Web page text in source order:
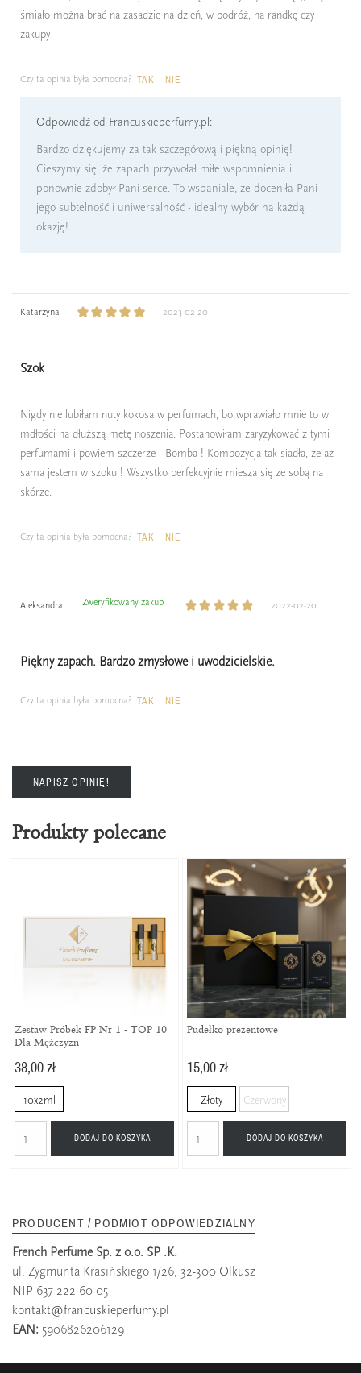
śmiało można brać na zasadzie na dzień, w podróż, na randkę czy
zakupy
Czy ta opinia była pomocna? TAK NIE
Odpowiedź od Francuskieperfumy.pl:
Bardzo dziękujemy za tak szczegółową i piękną opinię!
Cieszymy się, że zapach przywołał miłe wspomnienia i
ponownie zdobył Pani serce. To wspaniale, że doceniła Pani
jego subtelność i uniwersalność - idealny wybór na każdą
okazję!
Katarzyna 2023-02-20
Szok
Nigdy nie lubiłam nuty kokosa w perfumach, bo wprawiało mnie to w
mdłości na dłuższą metę noszenia. Postanowiłam zaryzykować z tymi
perfumami i powiem szczerze - Bomba ! Kompozycja tak siadła, że aż
sama jestem w szoku ! Wszystko perfekcyjnie miesza się ze sobą na
skórze.
Czy ta opinia była pomocna? TAK NIE
Aleksandra Zweryfikowany zakup 2022-02-20
Piękny zapach. Bardzo zmysłowe i uwodzicielskie.
Czy ta opinia była pomocna? TAK NIE
NAPISZ OPINIĘ!
Produkty polecane
Zestaw Próbek FP Nr 1 - TOP 10
Dla Mężczyzn
38,00 zł
10x2ml
DODAJ DO KOSZYKA
Pudełko prezentowe
15,00 zł
Złoty Czerwony
DODAJ DO KOSZYKA
PRODUCENT / PODMIOT ODPOWIEDZIALNY
French Perfume Sp. z o.o. SP .K.
ul. Zygmunta Krasińskiego 1/26, 32-300 Olkusz
NIP 637-222-60-05
kontakt@francuskieperfumy.pl
EAN: 5906826206129